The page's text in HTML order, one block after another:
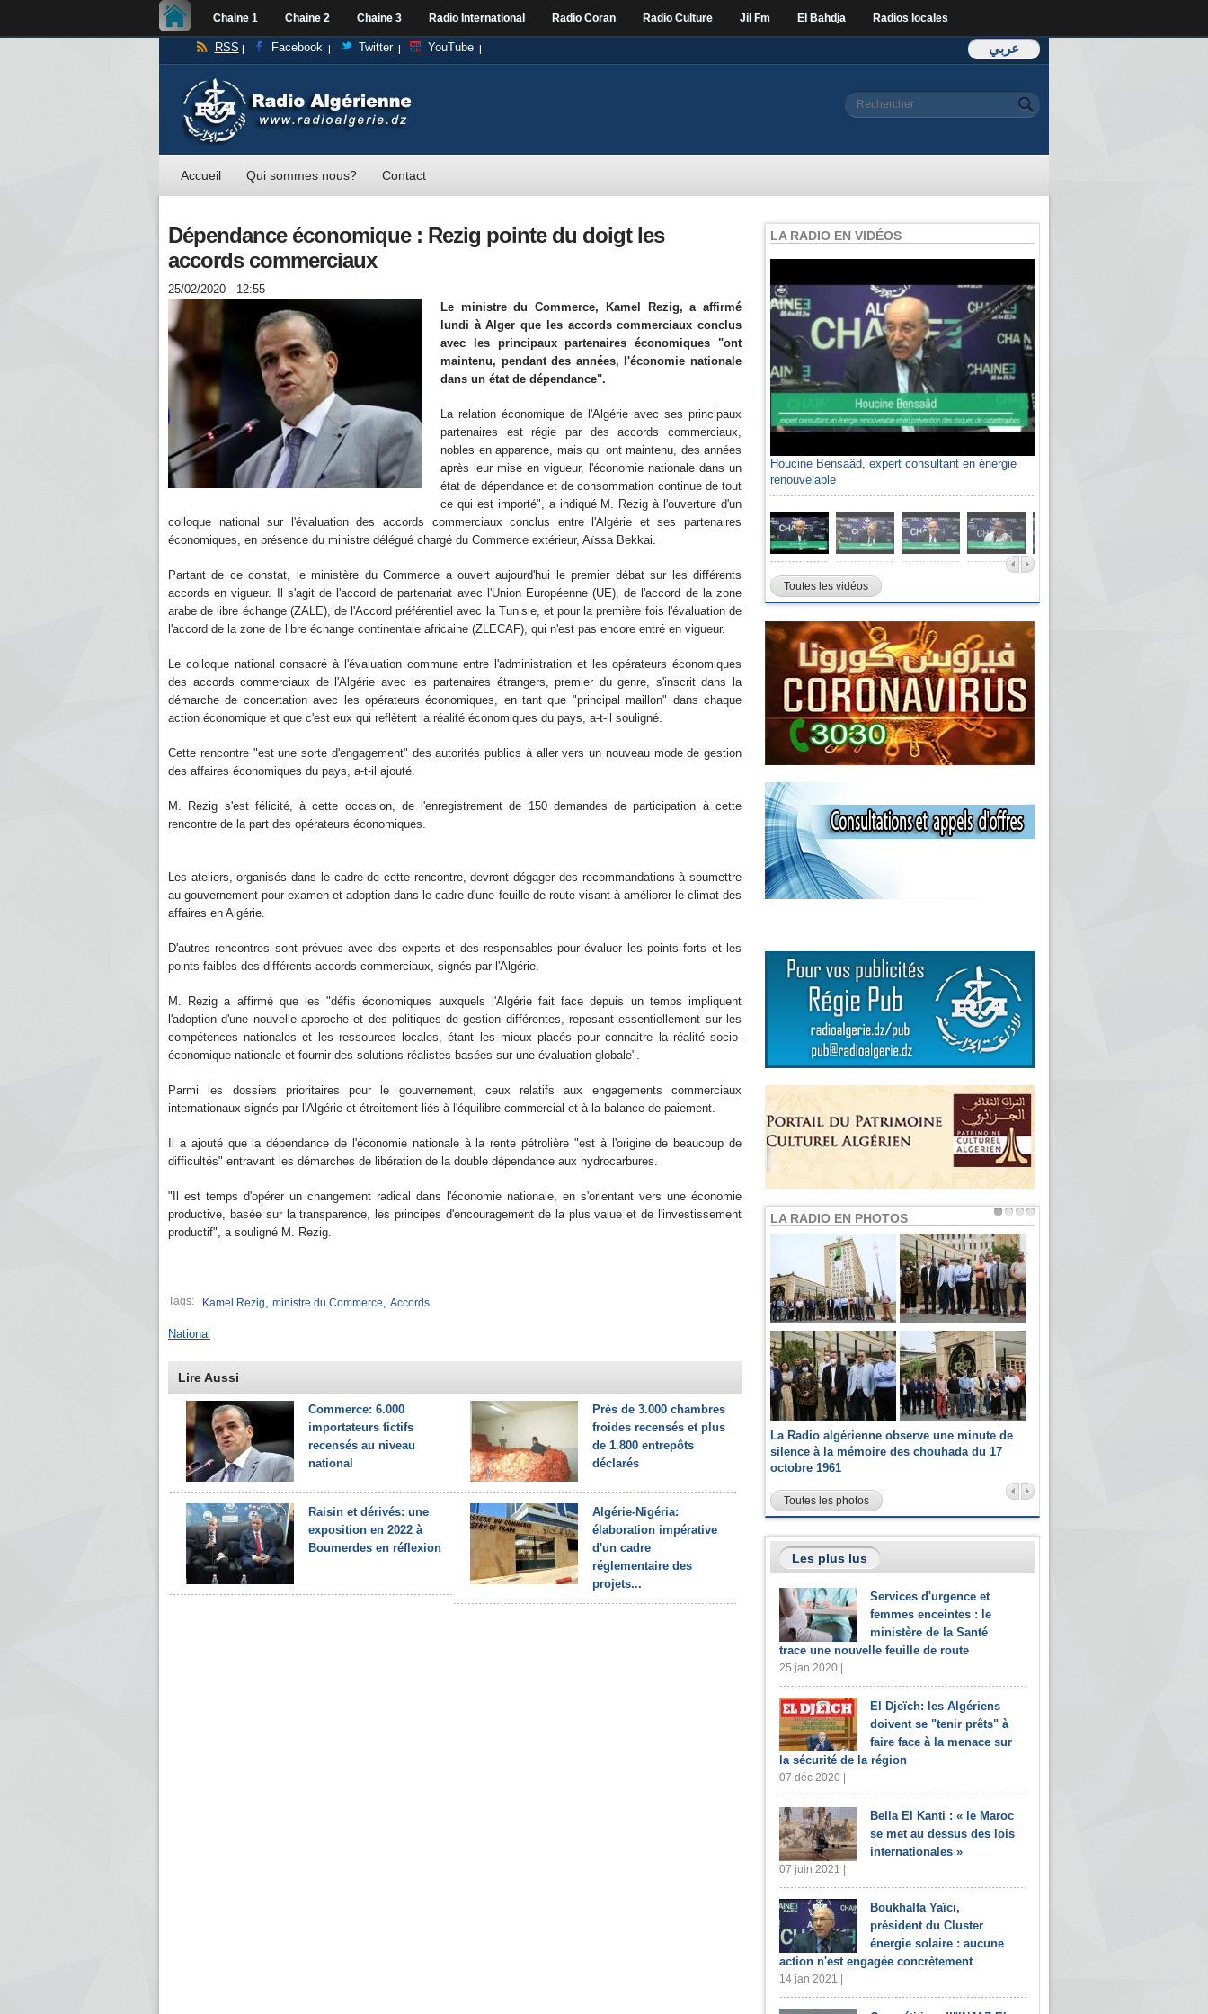
Chaine 1 Chaine 2 Chaine 3 Radio International Radio Coran Radio Culture Jil Fm El Bahdja Radios locales
عربي RSS Facebook Twitter YouTube
Formulaire de
Rechercher
Accueil Qui sommes nous? Contact
Dépendance économique : Rezig pointe du doigt les
accords commerciaux
25/02/2020 - 12:55
Le ministre du Commerce, Kamel Rezig, a affirmé
lundi à Alger que les accords commerciaux conclus
avec les principaux partenaires économiques "ont
maintenu, pendant des années, l'économie nationale
dans un état de dépendance".
La relation économique de l'Algérie avec ses principaux
partenaires est régie par des accords commerciaux,
nobles en apparence, mais qui ont maintenu, des années
après leur mise en vigueur, l'économie nationale dans un
état de dépendance et de consommation continue de tout
ce qui est importé", a indiqué M. Rezig à l'ouverture d'un
colloque national sur l'évaluation des accords commerciaux conclus entre l'Algérie et ses partenaires
économiques, en présence du ministre délégué chargé du Commerce extérieur, Aïssa Bekkai.
Partant de ce constat, le ministère du Commerce a ouvert aujourd'hui le premier débat sur les différents
accords en vigueur. Il s'agit de l'accord de partenariat avec l'Union Européenne (UE), de l'accord de la zone
arabe de libre échange (ZALE), de l'Accord préférentiel avec la Tunisie, et pour la première fois l'évaluation de
l'accord de la zone de libre échange continentale africaine (ZLECAF), qui n'est pas encore entré en vigueur.
Le colloque national consacré à l'évaluation commune entre l'administration et les opérateurs économiques
des accords commerciaux de l'Algérie avec les partenaires étrangers, premier du genre, s'inscrit dans la
démarche de concertation avec les opérateurs économiques, en tant que "principal maillon" dans chaque
action économique et que c'est eux qui reflètent la réalité économiques du pays, a-t-il souligné.
Cette rencontre "est une sorte d'engagement" des autorités publics à aller vers un nouveau mode de gestion
des affaires économiques du pays, a-t-il ajouté.
M. Rezig s'est félicité, à cette occasion, de l'enregistrement de 150 demandes de participation à cette
rencontre de la part des opérateurs économiques.
Les ateliers, organisés dans le cadre de cette rencontre, devront dégager des recommandations à soumettre
au gouvernement pour examen et adoption dans le cadre d'une feuille de route visant à améliorer le climat des
affaires en Algérie.
D'autres rencontres sont prévues avec des experts et des responsables pour évaluer les points forts et les
points faibles des différents accords commerciaux, signés par l'Algérie.
M. Rezig a affirmé que les "défis économiques auxquels l'Algérie fait face depuis un temps impliquent
l'adoption d'une nouvelle approche et des politiques de gestion différentes, reposant essentiellement sur les
compétences nationales et les ressources locales, étant les mieux placés pour connaitre la réalité socio-
économique nationale et fournir des solutions réalistes basées sur une évaluation globale".
Parmi les dossiers prioritaires pour le gouvernement, ceux relatifs aux engagements commerciaux
internationaux signés par l'Algérie et étroitement liés à l'équilibre commercial et à la balance de paiement.
Il a ajouté que la dépendance de l'économie nationale à la rente pétrolière "est à l'origine de beaucoup de
difficultés" entravant les démarches de libération de la double dépendance aux hydrocarbures.
"Il est temps d'opérer un changement radical dans l'économie nationale, en s'orientant vers une économie
productive, basée sur la transparence, les principes d'encouragement de la plus value et de l'investissement
productif", a souligné M. Rezig.
Tags: Kamel Rezig, ministre du Commerce, Accords
National
Lire Aussi
Commerce: 6.000
importateurs fictifs
recensés au niveau
national
Près de 3.000 chambres
froides recensés et plus
de 1.800 entrepôts
déclarés
Raisin et dérivés: une
exposition en 2022 à
Boumerdes en réflexion
Algérie-Nigéria:
élaboration impérative
d'un cadre
réglementaire des
projets...
LA RADIO EN VIDÉOS
Houcine Bensaâd, expert consultant en énergie
renouvelable
Toutes les vidéos
LA RADIO EN PHOTOS
La Radio algérienne observe une minute de
silence à la mémoire des chouhada du 17
octobre 1961
Toutes les photos
Les plus lus
Services d'urgence et
femmes enceintes : le
ministère de la Santé
trace une nouvelle feuille de route
25 jan 2020 |
El Djeïch: les Algériens
doivent se "tenir prêts" à
faire face à la menace sur
la sécurité de la région
07 déc 2020 |
Bella El Kanti : « le Maroc
se met au dessus des lois
internationales »
07 juin 2021 |
Boukhalfa Yaïci,
président du Cluster
énergie solaire : aucune
action n'est engagée concrètement
14 jan 2021 |